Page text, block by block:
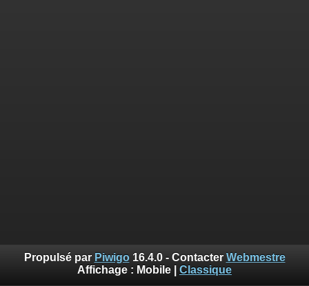
Propulsé par Piwigo16.4.0 - Contacter Webmestre
Affichage : Mobile Classique